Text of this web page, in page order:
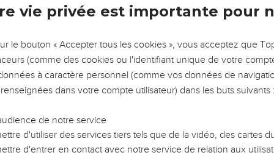
lui a envoyé, à plusieurs reprises, des dons matériels.
de la lettre est le retour d’Epaphrodite auprès des Philippiens
don. Paul le renvoie à Philippes avec sa lettre ; il remercie
et encourage ses correspondants à tenir ferme dans le
difficultés dans cette Eglise.
plus personnelles et des plus affectueuses de Paul. Le
témoignage éloquent du triomphe de la foi sur l’adversité !
vie privée est importante pour
le bouton « Accepter tous les cookies », vous acceptez que
(comme des cookies ou l'identifiant unique de votre
à caractère personnel (comme vos données de
dans votre compte utilisateur) dans les buts suivants :
de notre service
d'utiliser des services tiers tels que de la vidéo, des cartes
d'entrer en contact avec notre service de relation aux